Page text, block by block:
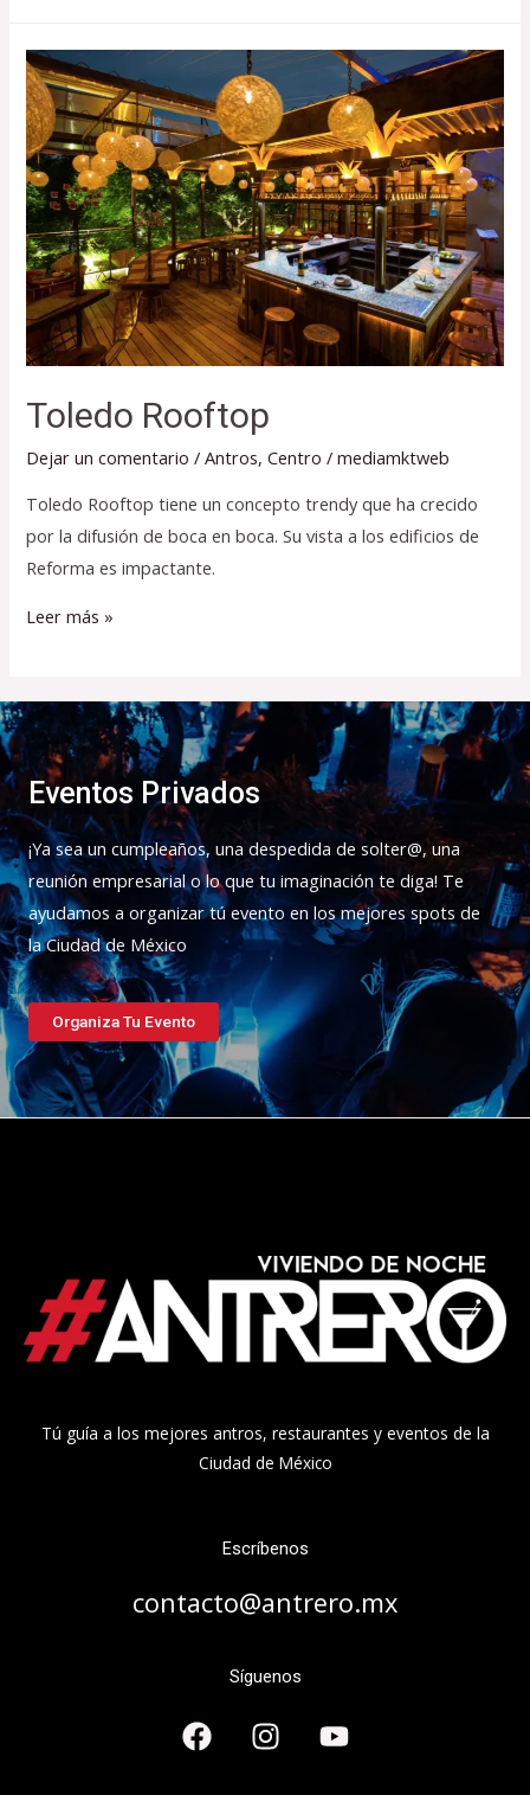
Toledo Rooftop
Dejar un comentario /Antros,Centro /mediamktweb
Toledo Rooftop tiene un concepto trendy que ha crecido
por la difusión de boca en boca. Su vista a los edificios de
Reforma es impactante.
Leer más »
Eventos Privados
¡Ya sea un cumpleaños, una despedida de solter@, una
reunión empresarial o lo que tu imaginación te diga! Te
ayudamos a organizar tú evento en los mejores spots de
la Ciudad de México
Organiza Tu Evento
Tú guía a los mejores antros, restaurantes y eventos de la
Ciudad de México
Escríbenos
contacto@antrero.mx
Síguenos